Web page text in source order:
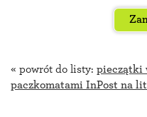
« powrót do listy: pieczątki
paczkomatami InPost na